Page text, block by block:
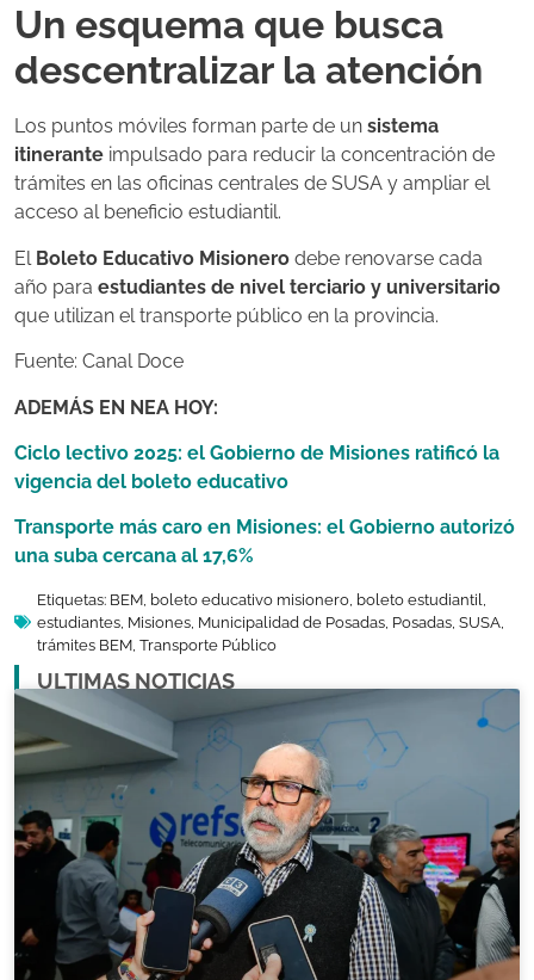
Un esquema que busca
descentralizar la atención
Los puntos móviles forman parte de un sistema
itinerante impulsado para reducir la concentración de
trámites en las oficinas centrales de SUSA y ampliar el
acceso al beneficio estudiantil.
El Boleto Educativo Misionero debe renovarse cada
año para estudiantes de nivel terciario y universitario
que utilizan el transporte público en la provincia.
Fuente: Canal Doce
ADEMÁS EN NEA HOY:
Ciclo lectivo 2025: el Gobierno de Misiones ratificó la
vigencia del boleto educativo
Transporte más caro en Misiones: el Gobierno autorizó
una suba cercana al 17,6%
Etiquetas: BEM boleto educativo misionero boleto estudiantil
estudiantes Misiones Municipalidad de Posadas Posadas SUSA
trámites BEM Transporte Público
ULTIMAS NOTICIAS